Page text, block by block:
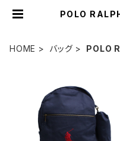
POLO
HOME バッグ POLO